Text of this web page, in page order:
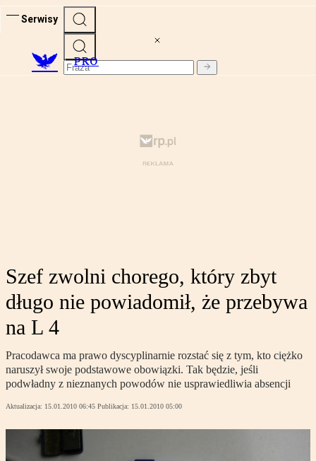
Serwisy
PRO
Szef zwolni chorego, który zbyt
długo nie powiadomił, że przebywa
na L 4
Pracodawca ma prawo dyscyplinarnie rozstać się z tym, kto ciężko
naruszył swoje podstawowe obowiązki. Tak będzie, jeśli
podwładny z nieznanych powodów nie usprawiedliwia absencji
Aktualizacja: 15.01.2010 06:45 Publikacja: 15.01.2010 05:00